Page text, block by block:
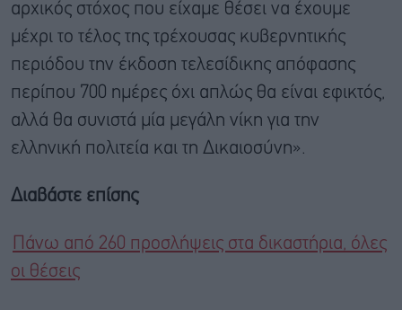
αρχικός στόχος που είχαμε θέσει να έχουμε
μέχρι το τέλος της τρέχουσας κυβερνητικής
περιόδου την έκδοση τελεσίδικης απόφασης
περίπου 700 ημέρες όχι απλώς θα είναι εφικτός,
αλλά θα συνιστά μία μεγάλη νίκη για την
ελληνική πολιτεία και τη Δικαιοσύνη».
Διαβάστε επίσης
Πάνω από 260 προσλήψεις στα δικαστήρια, όλες
οι θέσεις